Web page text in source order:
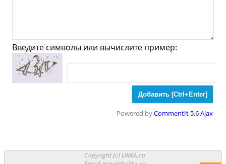
Музеи Галлереи
Церкви
Синагоги
Аттракционы
Аквапарки
Введите символы или вычислите пример:
Powered byCommentIt 5.6 Ajax
Copyright (c) UKKA.co